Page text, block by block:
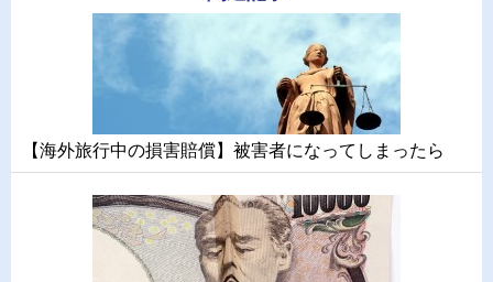
【海外旅行中の損害賠償】被害者になってしまったら